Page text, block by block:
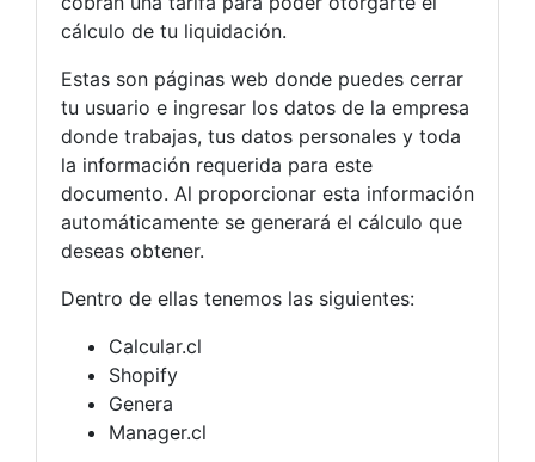
cálculo de tu liquidación.
Estas son páginas web donde puedes cerrar
tu usuario e ingresar los datos de la empresa
donde trabajas, tus datos personales y toda
la información requerida para este
documento. Al proporcionar esta información
automáticamente se generará el cálculo que
deseas obtener.
Dentro de ellas tenemos las siguientes:
Calcular.cl
Shopify
Genera
Manager.cl